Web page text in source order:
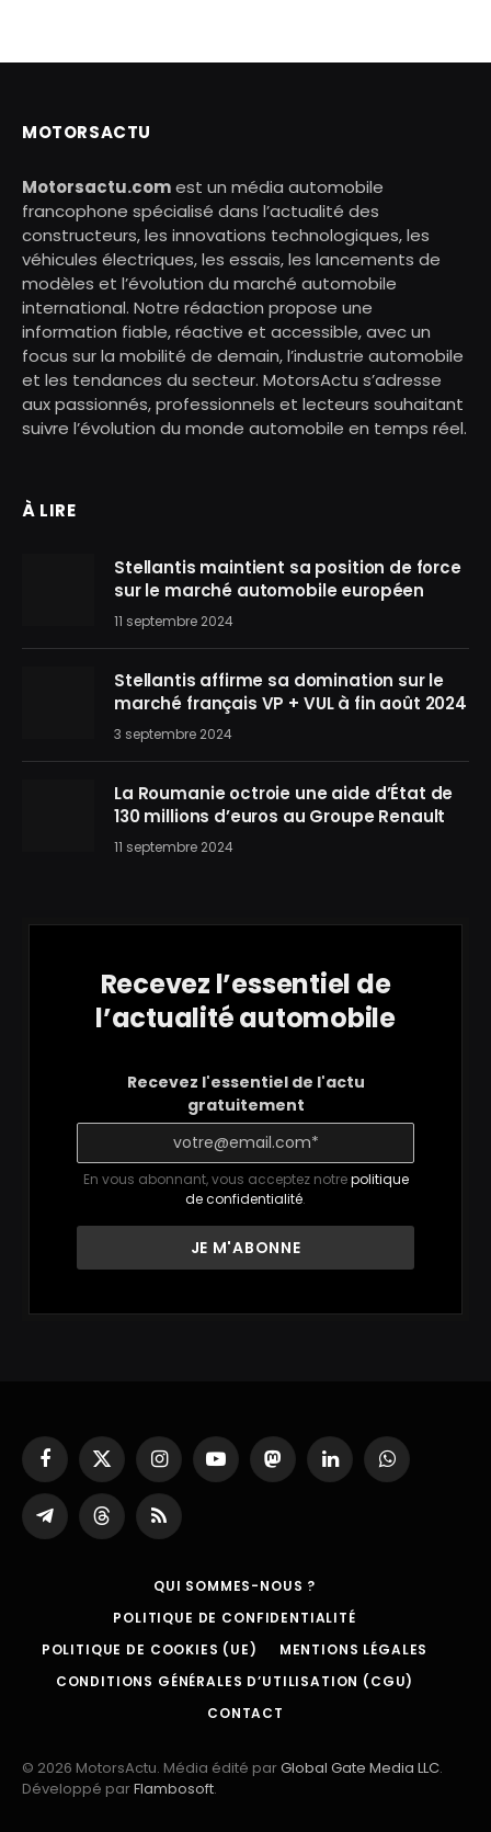
MOTORSACTU
Motorsactu.comest un média automobile
francophone spécialisé dans l’actualité des
constructeurs, les innovations technologiques, les
véhicules électriques, les essais, les lancements de
modèles et l’évolution du marché automobile
international. Notre rédaction propose une
information fiable, réactive et accessible, avec un
focus sur la mobilité de demain, l’industrie automobile
et les tendances du secteur. MotorsActu s’adresse
aux passionnés, professionnels et lecteurs souhaitant
suivre l’évolution du monde automobile en temps réel.
À LIRE
Stellantis maintient sa position de force
sur le marché automobile européen
11 septembre 2024
Stellantis affirme sa domination sur le
marché français VP + VUL à fin août 2024
3 septembre 2024
La Roumanie octroie une aide d’État de
130 millions d’euros au Groupe Renault
11 septembre 2024
Recevez l’essentiel de
l’actualité automobile
Recevez l'essentiel de l'actu
gratuitement
En vous abonnant, vous acceptez notrepolitique
de confidentialité.
Facebook
X
(Twitter)
InstagramYouTubeMastodonLinkedInWhatsApp
Partager
sur
ThreadsRSS
QUI SOMMES-NOUS ?
POLITIQUE DE CONFIDENTIALITÉ
POLITIQUE DE COOKIES (UE)
MENTIONS LÉGALES
CONDITIONS GÉNÉRALES D’UTILISATION (CGU)
CONTACT
© 2026 MotorsActu. Média édité parGlobal Gate Media LLC.
Développé parFlambosoft.